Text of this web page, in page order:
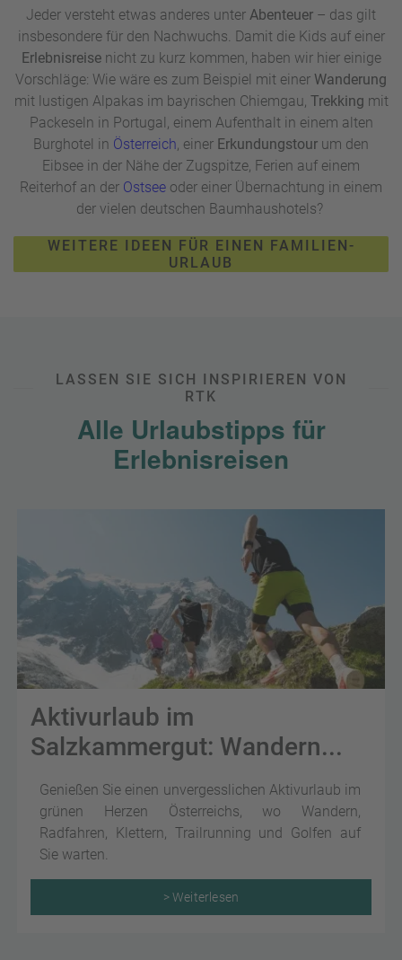
Jeder versteht etwas anderes unter Abenteuer – das gilt
insbesondere für den Nachwuchs. Damit die Kids auf einer
Erlebnisreise nicht zu kurz kommen, haben wir hier einige
Vorschläge: Wie wäre es zum Beispiel mit einer Wanderung
mit lustigen Alpakas im bayrischen Chiemgau, Trekking mit
Packeseln in Portugal, einem Aufenthalt in einem alten
Burghotel in Österreich, einer Erkundungstour um den
Eibsee in der Nähe der Zugspitze, Ferien auf einem
Reiterhof an der Ostsee oder einer Übernachtung in einem
der vielen deutschen Baumhaushotels?
WEITERE IDEEN FÜR EINEN FAMILIEN-
URLAUB
LASSEN SIE SICH INSPIRIEREN VON
RTK
Alle Urlaubstipps für
Erlebnisreisen
Aktivurlaub im
Salzkammergut: Wandern...
Genießen Sie einen unvergesslichen Aktivurlaub im
grünen Herzen Österreichs, wo Wandern,
Radfahren, Klettern, Trailrunning und Golfen auf
Sie warten.
> Weiterlesen